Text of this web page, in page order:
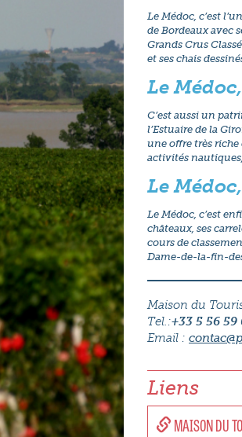
Le Médoc, c’est
de Bordeaux avec
Grands Crus
et ses chais
Le
C’est aussi un
l’Estuaire de la
une offre très riche
activités
Le
Le Médoc, c’est
châteaux, ses
cours de
Dame-de-la-fin-
Maison du
Tel.:+33 5 56 59
Email :
Liens
MAISON DU